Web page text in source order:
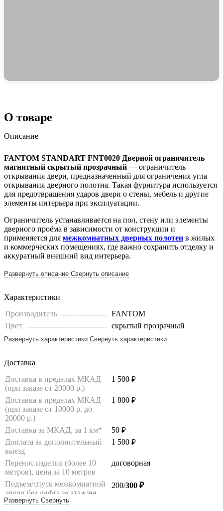
О товаре
Характеристики
Производитель
FANTOM
Цвет
скрытый прозрачный
Развернуть характеристики Свернуть характеристики
Описание
FANTOM STANDART FNT0020 Дверной ограничитель
магнитный скрытый прозрачный — ограничитель
открывания двери, предназначенный для ограничения угла
открывания дверного полотна. Такая фурнитура используется
для предотвращения ударов двери о стены, мебель и другие
элементы интерьера при эксплуатации.
Ограничитель устанавливается на пол, стену или элементы
дверного проёма в зависимости от конструкции и
применяется для межкомнатных дверных полотен в жилых
и коммерческих помещениях, где важно сохранить отделку и
аккуратный внешний вид интерьера.
Развернуть описание Свернуть описание
Доставка
Доставка в пределах МКАД
(при заказе от 20000 р.)
1 500 руб.
Доставка в пределах МКАД
(при заказе от 10000 р. до
20000 р.)
1 800 руб.
Доставка за МКАД, за 1 км* 50 руб.
Доплата за дополнительный
выезд
1 500 руб.
Перенос изделия (более 10
метров), цена за 10 метров
договорная
Подъем/спуск межкомнатной
двери без лифта за этаж/на
лифте(комплект/1 полотно)
200/300 ₽
Развернуть Свернуть